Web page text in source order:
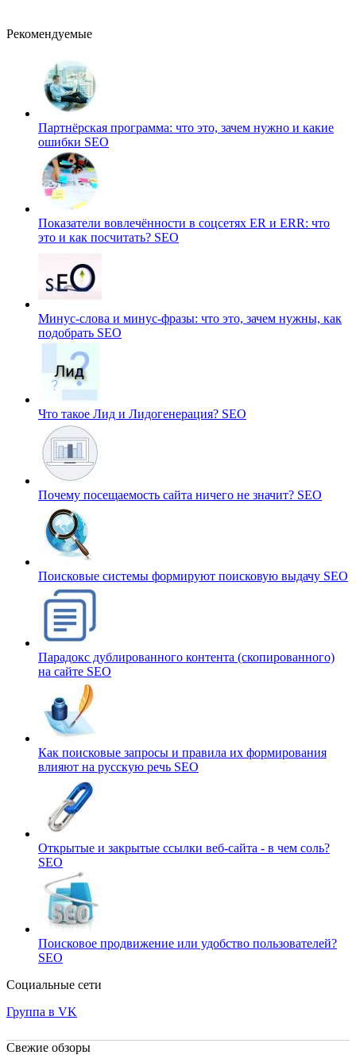
Рекомендуемые
Партнёрская программа: что это, зачем нужно и какие
ошибки SEO
Показатели вовлечённости в соцсетях ER и ERR: что
это и как посчитать? SEO
Минус-слова и минус-фразы: что это, зачем нужны, как
подобрать SEO
Что такое Лид и Лидогенерация? SEO
Почему посещаемость сайта ничего не значит? SEO
Поисковые системы формируют поисковую выдачу SEO
Парадокс дублированного контента (скопированного)
на сайте SEO
Как поисковые запросы и правила их формирования
влияют на русскую речь SEO
Открытые и закрытые ссылки веб-сайта - в чем соль?
SEO
Поисковое продвижение или удобство пользователей?
SEO
Социальные сети
Группа в VK
Свежие обзоры